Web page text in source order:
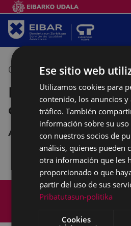
05/03/2019 09:45-11:45
castellano
Andretxea
Mapa del Sitio
Política de cookies
Ese sitio web
Utilizamos cookies para
contenido, los anuncios
tráfico. También
información sobre su
con nuestros socios de
análisis, quienes pueden
otra información que les
proporcionado o que
partir del uso de sus
Pribatutasun-politika
Cookies